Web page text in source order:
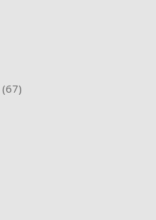
(67)